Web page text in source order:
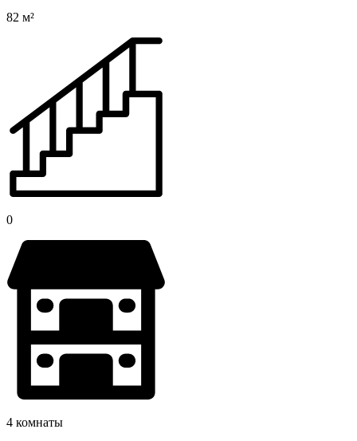
82 м²
0
4 комнаты